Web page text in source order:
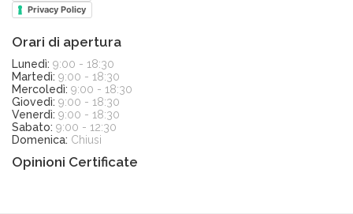
Privacy Policy
Orari di apertura
Lunedì: 9:00 - 18:30
Martedì: 9:00 - 18:30
Mercoledì: 9:00 - 18:30
Giovedì: 9:00 - 18:30
Venerdì: 9:00 - 18:30
Sabato: 9:00 - 12:30
Domenica: Chiusi
Opinioni Certificate